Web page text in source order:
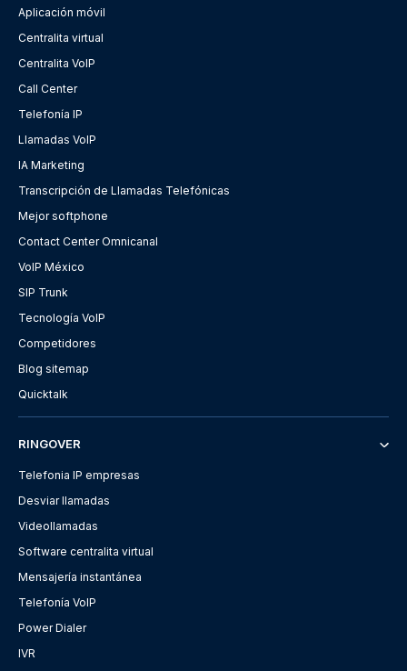
Aplicación móvil
Centralita virtual
Centralita VoIP
Call Center
Telefonía IP
Llamadas VoIP
IA Marketing
Transcripción de Llamadas Telefónicas
Mejor softphone
Contact Center Omnicanal
VoIP México
SIP Trunk
Tecnología VoIP
Competidores
Blog sitemap
Quicktalk
RINGOVER
Telefonia IP empresas
Desviar llamadas
Videollamadas
Software centralita virtual
Mensajería instantánea
Telefonía VoIP
Power Dialer
IVR